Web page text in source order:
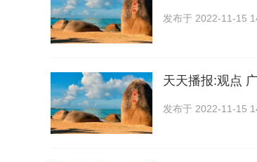
发布于 2022-11-15
天天播报:观点
发布于 2022-11-15